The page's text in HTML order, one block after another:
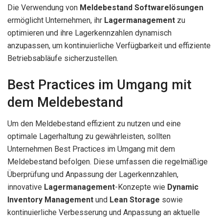
Die Verwendung von Meldebestand Softwarelösungen
ermöglicht Unternehmen, ihr Lagermanagement zu
optimieren und ihre Lagerkennzahlen dynamisch
anzupassen, um kontinuierliche Verfügbarkeit und effiziente
Betriebsabläufe sicherzustellen.
Best Practices im Umgang mit
dem Meldebestand
Um den Meldebestand effizient zu nutzen und eine
optimale Lagerhaltung zu gewährleisten, sollten
Unternehmen Best Practices im Umgang mit dem
Meldebestand befolgen. Diese umfassen die regelmäßige
Überprüfung und Anpassung der Lagerkennzahlen,
innovative Lagermanagement-Konzepte wie Dynamic
Inventory Management und Lean Storage sowie
kontinuierliche Verbesserung und Anpassung an aktuelle